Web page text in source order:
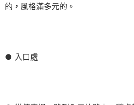
的 ， 風格滿多元的。
● 入口處